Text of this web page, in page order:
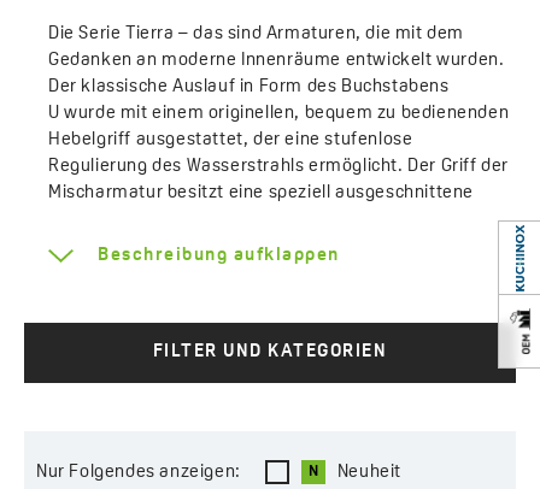
Die Serie Tierra – das sind Armaturen, die mit dem
Gedanken an moderne Innenräume entwickelt wurden.
Der klassische Auslauf in Form des Buchstabens
U wurde mit einem originellen, bequem zu bedienenden
Hebelgriff ausgestattet, der eine stufenlose
Regulierung des Wasserstrahls ermöglicht. Der Griff der
Mischarmatur besitzt eine speziell ausgeschnittene
Öffnung, welche die Bedienung der Armatur, sogar mit
nassen Händen, erleichtert. Die Serie Tierra wurde mit
Armatur ist das Anti-Kalk-System, welches eine
bequeme Reinigung von den Kalkablagerungen
Beschreibung aufklappen
FILTER UND KATEGORIEN
Nur Folgendes anzeigen: Neuheit